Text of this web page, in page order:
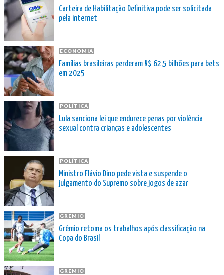
Carteira de Habilitação Definitiva pode ser solicitada
pela internet
ECONOMIA
Famílias brasileiras perderam R$ 62,5 bilhões para bets
em 2025
POLÍTICA
Lula sanciona lei que endurece penas por violência
sexual contra crianças e adolescentes
POLÍTICA
Ministro Flávio Dino pede vista e suspende o
julgamento do Supremo sobre jogos de azar
GRÊMIO
Grêmio retoma os trabalhos após classificação na
Copa do Brasil
GRÊMIO